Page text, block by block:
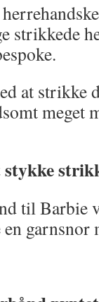
strikkede
at strikke
meget
stykke
til Barbie
garnsnor